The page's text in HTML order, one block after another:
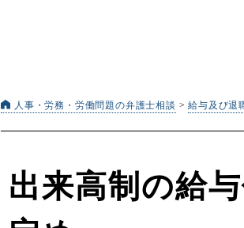
人事・労務・労働問題の弁護士相談 >給与及び退
出来高制の給